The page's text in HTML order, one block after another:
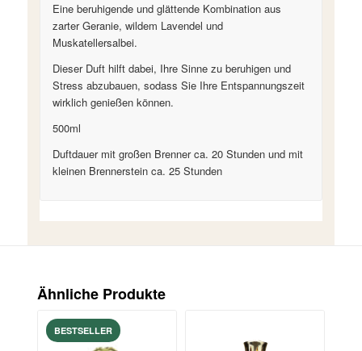
Eine beruhigende und glättende Kombination aus
zarter Geranie, wildem Lavendel und
Muskatellersalbei.
Dieser Duft hilft dabei, Ihre Sinne zu beruhigen und
Stress abzubauen, sodass Sie Ihre Entspannungszeit
wirklich genießen können.
500ml
Duftdauer mit großen Brenner ca. 20 Stunden und mit
kleinen Brennerstein ca. 25 Stunden
Ähnliche Produkte